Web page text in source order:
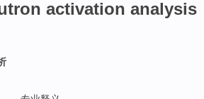
activation analysis